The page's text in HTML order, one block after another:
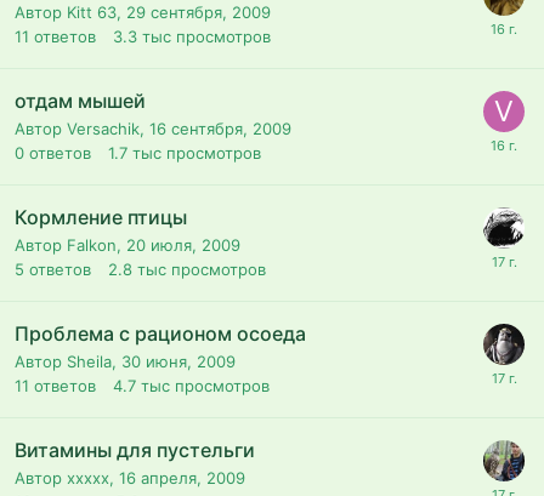
Автор Kitt 63, 29 сентября, 2009
11 ответов 3.3 тыс просмотров
отдам мышей
Автор Versachik, 16 сентября, 2009
0 ответов 1.7 тыс просмотров
Кормление птицы
Автор Falkon, 20 июля, 2009
5 ответов 2.8 тыс просмотров
Проблема с рационом осоеда
Автор Sheila, 30 июня, 2009
11 ответов 4.7 тыс просмотров
Витамины для пустельги
Автор xxxxx, 16 апреля, 2009